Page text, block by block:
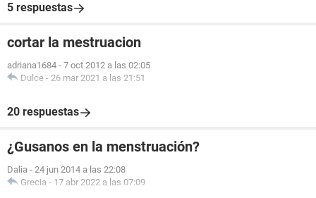
5 respuestas
cortar la mestruacion
adriana1684 - 7 oct 2012 a las 02:05
Dulce - 26 mar 2021 a las 21:51
20 respuestas
¿Gusanos en la menstruación?
Dalia - 24 jun 2014 a las 22:08
Grecia - 17 abr 2022 a las 07:09